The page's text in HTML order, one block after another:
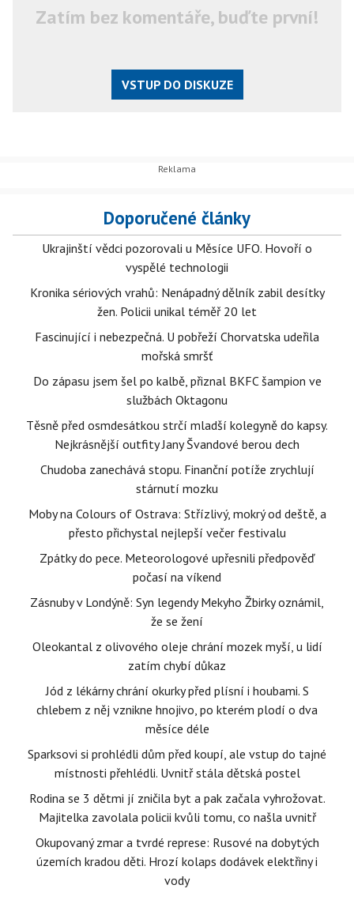
Zatím bez komentáře, buďte první!
VSTUP DO DISKUZE
Doporučené články
Ukrajinští vědci pozorovali u Měsíce UFO. Hovoří o
vyspělé technologii
Kronika sériových vrahů: Nenápadný dělník zabil desítky
žen. Policii unikal téměř 20 let
Fascinující i nebezpečná. U pobřeží Chorvatska udeřila
mořská smršť
Do zápasu jsem šel po kalbě, přiznal BKFC šampion ve
službách Oktagonu
Těsně před osmdesátkou strčí mladší kolegyně do kapsy.
Nejkrásnější outfity Jany Švandové berou dech
Chudoba zanechává stopu. Finanční potíže zrychlují
stárnutí mozku
Moby na Colours of Ostrava: Střízlivý, mokrý od deště, a
přesto přichystal nejlepší večer festivalu
Zpátky do pece. Meteorologové upřesnili předpověď
počasí na víkend
Zásnuby v Londýně: Syn legendy Mekyho Žbirky oznámil,
že se žení
Oleokantal z olivového oleje chrání mozek myší, u lidí
zatím chybí důkaz
Jód z lékárny chrání okurky před plísní i houbami. S
chlebem z něj vznikne hnojivo, po kterém plodí o dva
měsíce déle
Sparksovi si prohlédli dům před koupí, ale vstup do tajné
místnosti přehlédli. Uvnitř stála dětská postel
Rodina se 3 dětmi jí zničila byt a pak začala vyhrožovat.
Majitelka zavolala policii kvůli tomu, co našla uvnitř
Okupovaný zmar a tvrdé represe: Rusové na dobytých
územích kradou děti. Hrozí kolaps dodávek elektřiny i
vody